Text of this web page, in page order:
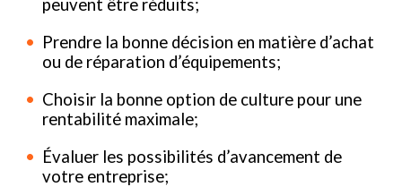
peuvent être réduits;
Prendre la bonne décision en matière d’achat
ou de réparation d’équipements;
Choisir la bonne option de culture pour une
rentabilité maximale;
Évaluer les possibilités d’avancement de
votre entreprise;